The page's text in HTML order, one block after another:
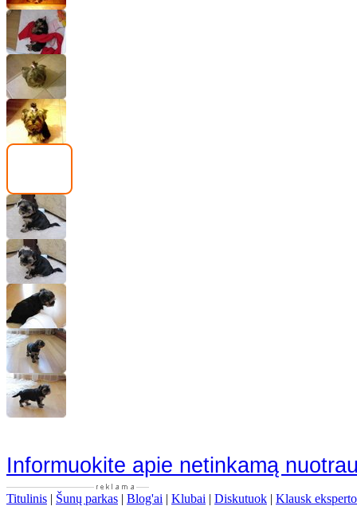
Informuokite apie netinkamą
Titulinis | Šunų parkas | Blog'ai | Klubai | Diskutuok | Klausk eksperto